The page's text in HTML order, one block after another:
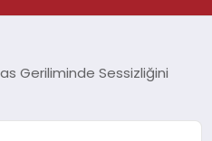
Geriliminde Sessizliğini